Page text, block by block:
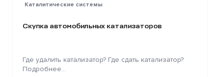
Каталитические системы
Скупка автомобильных катализаторов
Где удалить катализатор? Где сдать катализатор?
Подробнее...